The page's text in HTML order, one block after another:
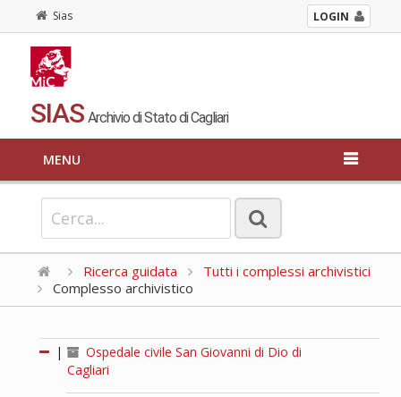
Sias LOGIN
SIAS Archivio di Stato di Cagliari
MENU
Ricerca guidata
Tutti i complessi archivistici
Complesso archivistico
|
Ospedale civile San Giovanni di Dio di
Cagliari